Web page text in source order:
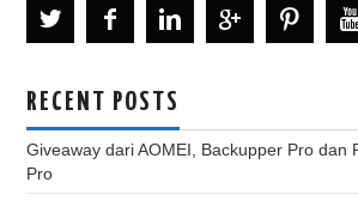
RECENT POSTS
Giveaway dari AOMEI, Backupper Pro dan
Pro